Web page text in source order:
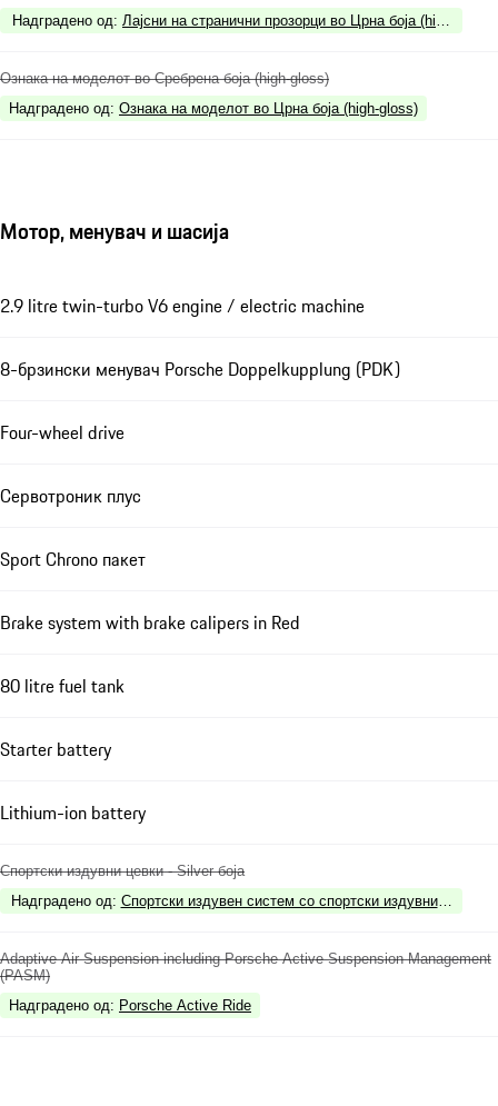
Надградено од: Лајсни на странични прозорци во Црна боја (high-gloss)
Ознака на моделот во Сребрена боја (high-gloss)
Надградено од: Ознака на моделот во Црна боја (high-gloss)
Мотор, менувач и шасија
2.9 litre twin-turbo V6 engine / electric machine
8-брзински менувач Porsche Doppelkupplung (PDK)
Four-wheel drive
Сервотроник плус
Sport Chrono пакет
Brake system with brake calipers in Red
80 litre fuel tank
Starter battery
Lithium-ion battery
Спортски издувни цевки - Silver боја
Надградено од: Спортски издувен систем со спортски издувни цевки
Adaptive Air Suspension including Porsche Active Suspension Management
(PASM)
Надградено од: Porsche Active Ride